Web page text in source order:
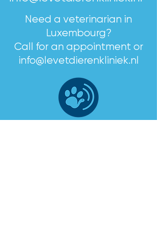
Need a veterinarian in
Luxembourg?
Call for an appointment or
info@levetdierenkliniek.nl